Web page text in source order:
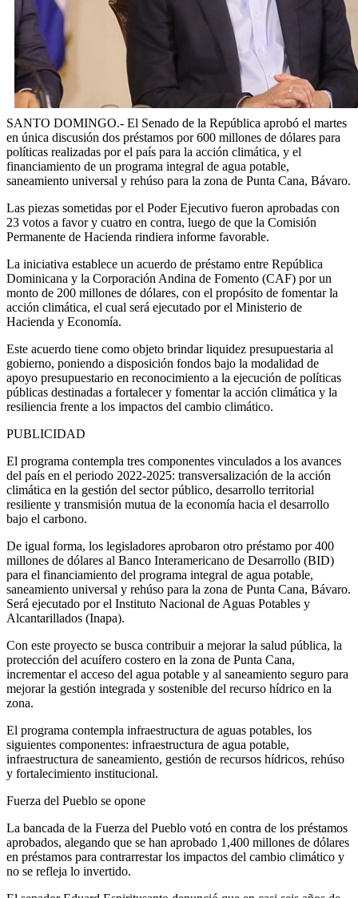
SANTO DOMINGO.- El Senado de la República aprobó el martes
en única discusión dos préstamos por 600 millones de dólares para
políticas realizadas por el país para la acción climática, y el
financiamiento de un programa integral de agua potable,
saneamiento universal y rehúso para la zona de Punta Cana, Bávaro.
Las piezas sometidas por el Poder Ejecutivo fueron aprobadas con
23 votos a favor y cuatro en contra, luego de que la Comisión
Permanente de Hacienda rindiera informe favorable.
La iniciativa establece un acuerdo de préstamo entre República
Dominicana y la Corporación Andina de Fomento (CAF) por un
monto de 200 millones de dólares, con el propósito de fomentar la
acción climática, el cual será ejecutado por el Ministerio de
Hacienda y Economía.
Este acuerdo tiene como objeto brindar liquidez presupuestaria al
gobierno, poniendo a disposición fondos bajo la modalidad de
apoyo presupuestario en reconocimiento a la ejecución de políticas
públicas destinadas a fortalecer y fomentar la acción climática y la
resiliencia frente a los impactos del cambio climático.
PUBLICIDAD
El programa contempla tres componentes vinculados a los avances
del país en el periodo 2022-2025: transversalización de la acción
climática en la gestión del sector público, desarrollo territorial
resiliente y transmisión mutua de la economía hacia el desarrollo
bajo el carbono.
De igual forma, los legisladores aprobaron otro préstamo por 400
millones de dólares al Banco Interamericano de Desarrollo (BID)
para el financiamiento del programa integral de agua potable,
saneamiento universal y rehúso para la zona de Punta Cana, Bávaro.
Será ejecutado por el Instituto Nacional de Aguas Potables y
Alcantarillados (Inapa).
Con este proyecto se busca contribuir a mejorar la salud pública, la
protección del acuífero costero en la zona de Punta Cana,
incrementar el acceso del agua potable y al saneamiento seguro para
mejorar la gestión integrada y sostenible del recurso hídrico en la
zona.
El programa contempla infraestructura de aguas potables, los
siguientes componentes: infraestructura de agua potable,
infraestructura de saneamiento, gestión de recursos hídricos, rehúso
y fortalecimiento institucional.
Fuerza del Pueblo se opone
La bancada de la Fuerza del Pueblo votó en contra de los préstamos
aprobados, alegando que se han aprobado 1,400 millones de dólares
en préstamos para contrarrestar los impactos del cambio climático y
no se refleja lo invertido.